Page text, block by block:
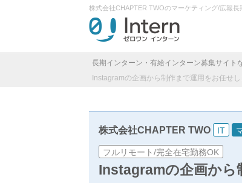
株式会社CHAPTER TWOのマーケティング/広報
長期インターン・有給インターン募集サイト
Instagramの企画から制作まで運用をお任せし
株式会社CHAPTER TWO IT
フルリモート/完全在宅勤務OK
Instagramの企画から